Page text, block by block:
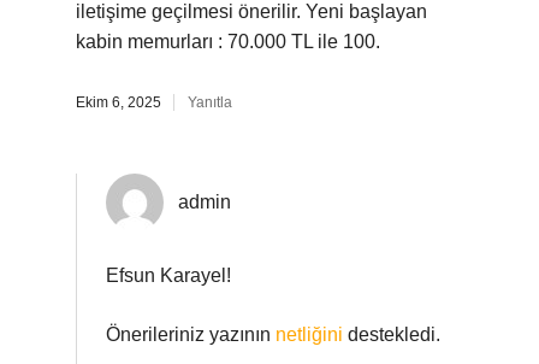
iletişime geçilmesi önerilir. Yeni başlayan
kabin memurları : 70.000 TL ile 100.
Ekim 6, 2025 Yanıtla
admin
Efsun Karayel!
Önerileriniz yazının netliğini destekledi.